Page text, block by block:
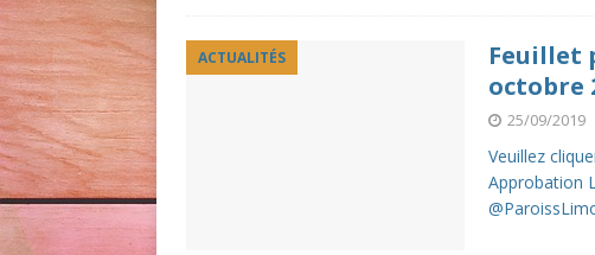
ACTUALITÉS
Feuillet
octobre
25/09/2019
Veuillez
Approbation